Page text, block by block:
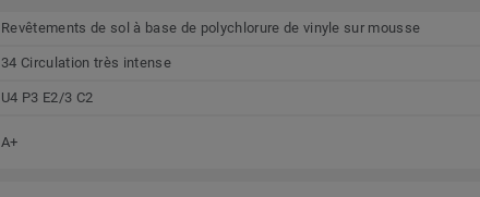
Revêtements de sol à base de polychlorure de vinyle sur mousse
34 Circulation très intense
U4 P3 E2/3 C2
A+